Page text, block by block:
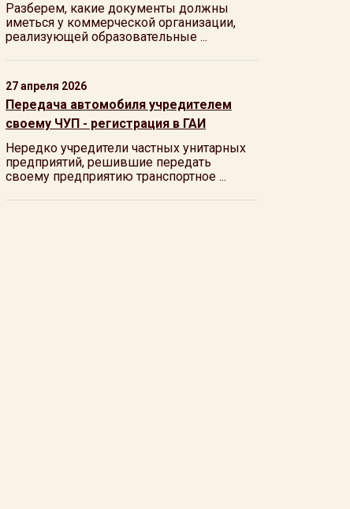
Разберем, какие документы должны
иметься у коммерческой организации,
реализующей образовательные ...
27 апреля 2026
Передача автомобиля учредителем
своему ЧУП - регистрация в ГАИ
Нередко учредители частных унитарных
предприятий, решившие передать
своему предприятию транспортное ...